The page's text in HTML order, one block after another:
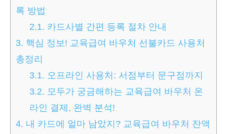
록 방법
2.1. 카드사별 간편 등록 절차 안내
3. 핵심 정보! 교육급여 바우처 선불카드 사용처
총정리
3.1. 오프라인 사용처: 서점부터 문구점까지
3.2. 모두가 궁금해하는 교육급여 바우처 온
라인 결제, 완벽 분석!
4. 내 카드에 얼마 남았지? 교육급여 바우처 잔액